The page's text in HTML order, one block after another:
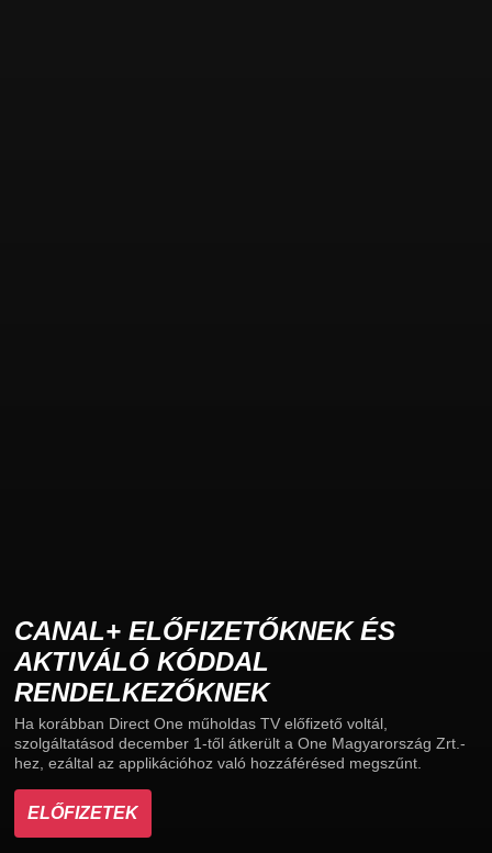
CANAL+ ELŐFIZETŐKNEK ÉS
AKTIVÁLÓ KÓDDAL
RENDELKEZŐKNEK
Ha korábban Direct One műholdas TV előfizető voltál,
szolgáltatásod december 1-től átkerült a One Magyarország Zrt.-
hez, ezáltal az applikációhoz való hozzáférésed megszűnt.
ELŐFIZETEK